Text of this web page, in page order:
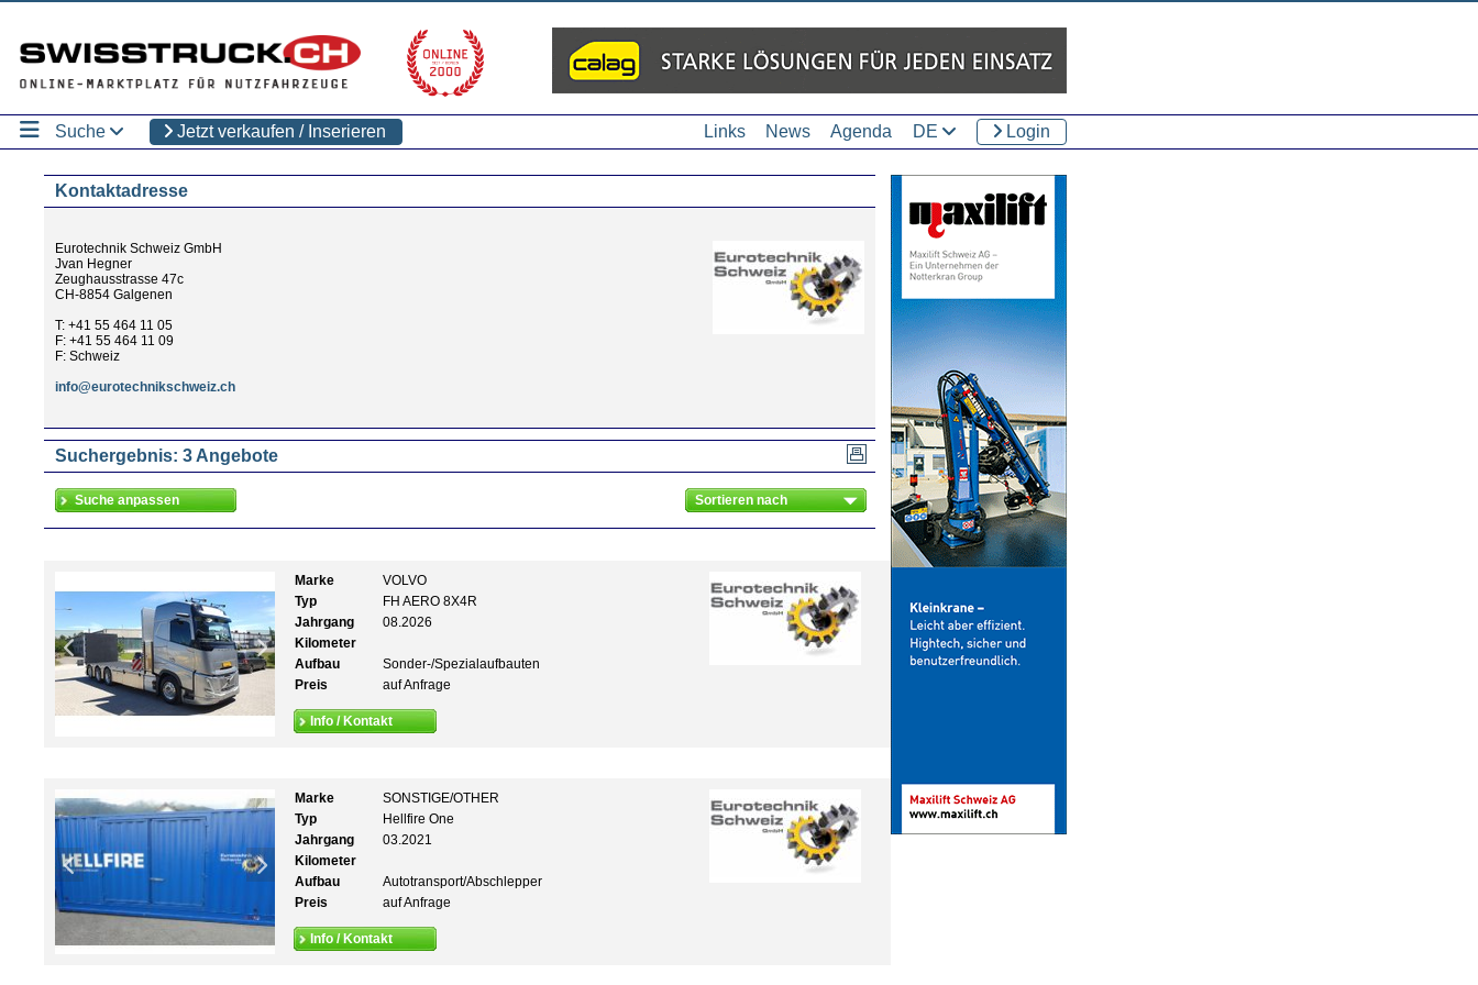
Suche Jetzt verkaufen / Inserieren Links News Agenda DE Login
Kontaktadresse
Eurotechnik Schweiz GmbH
Jvan Hegner
Zeughausstrasse 47c
CH-8854 Galgenen
T: +41 55 464 11 05
F: +41 55 464 11 09
F: Schweiz
info@eurotechnikschweiz.ch
Suchergebnis: 3 Angebote
Marke
VOLVO
Typ
FH AERO 8X4R
Jahrgang
08.2026
Kilometer
Aufbau
Sonder-/Spezialaufbauten
Preis
auf Anfrage
Info / Kontakt
Marke
SONSTIGE/OTHER
Typ
Hellfire One
Jahrgang
03.2021
Kilometer
Aufbau
Autotransport/Abschlepper
Preis
auf Anfrage
Info / Kontakt